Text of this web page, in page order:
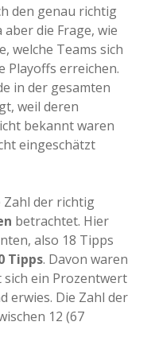
den genau richtig
die Frage, wie
welche Teams sich
Playoffs erreichen.
in der gesamten
weil deren
bekannt waren
eingeschätzt
Zahl der richtig
betrachtet. Hier
also 18 Tipps
Tipps. Davon waren
ein Prozentwert
erwies. Die Zahl der
12 (67